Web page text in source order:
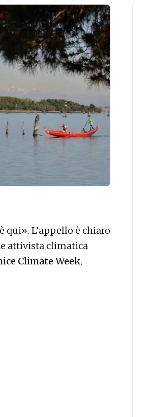
L’appello è chiaro
attivista climatica
Climate Week,